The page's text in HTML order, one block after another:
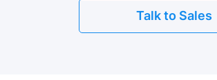
Talk to Sales